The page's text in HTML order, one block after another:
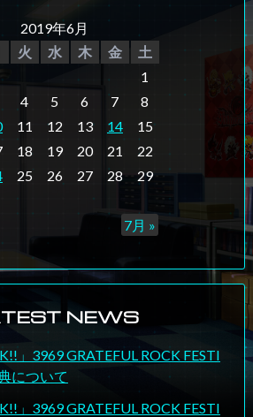
2019年6月
火 水 木 金 土
7月 »
1
4 5 6 7
8
11 12 13 14
15
18 19 20 21
22
25 26 27 28
29
NEWS
」3969 GRATEFUL ROCK FESTI
について
」3969 GRATEFUL ROCK FESTI